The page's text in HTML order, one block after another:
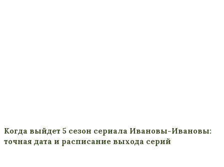
Когда выйдет 5 сезон сериала Ивановы-Ивановы:
точная дата и расписание выхода серий